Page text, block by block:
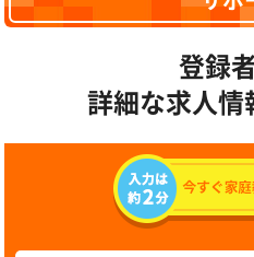
登録
詳細な求人情